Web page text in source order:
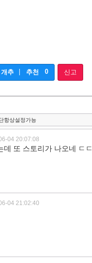
개추 | 추천 0 신고
항상설정가능
04 20:07:08
데 또 스토리가 나오네 ㄷㄷ
04 21:02:40